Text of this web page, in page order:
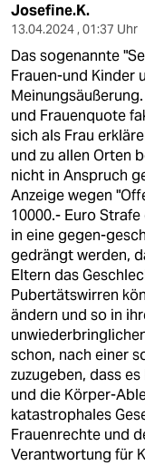
Josefine.K.
13.04.2024 , 01:37 Uhr
Das sogenannte
Frauen-und Kinder
und Frauenquote
sich als Frau
und zu allen Orten
nicht in Anspruch
Anzeige wegen
10000.- Euro
in eine gegen-
gedrängt werden,
Eltern das
Pubertätswirren
ändern und so in
schon, nach einer
zuzugeben, dass
und die Körper-
katastrophales
Frauenrechte und
Verantwortung für